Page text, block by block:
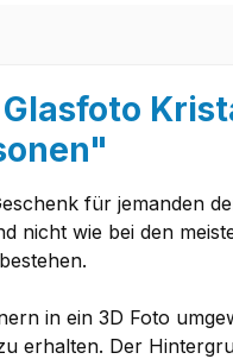
für jemanden
wie bei den
in ein 3D Foto
erhalten. Der